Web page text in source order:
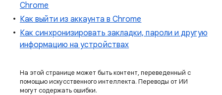
Chrome
Как выйти из аккаунта в Chrome
Как синхронизировать закладки, пароли и другую
информацию на устройствах
На этой странице может быть контент, переведенный с
помощью искусственного интеллекта. Переводы от ИИ
могут содержать ошибки.